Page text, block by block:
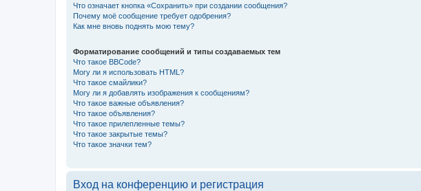
Что означает кнопка «Сохранить» при создании сообщения?
Почему моё сообщение требует одобрения?
Как мне вновь поднять мою тему?
Форматирование сообщений и типы создаваемых тем
Что такое BBCode?
Могу ли я использовать HTML?
Что такое смайлики?
Могу ли я добавлять изображения к сообщениям?
Что такое важные объявления?
Что такое объявления?
Что такое прилепленные темы?
Что такое закрытые темы?
Что такое значки тем?
Вход на конференцию и регистрация